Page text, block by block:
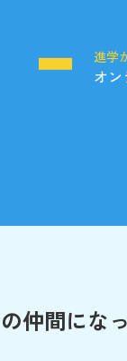
進学
オ
仲間にな